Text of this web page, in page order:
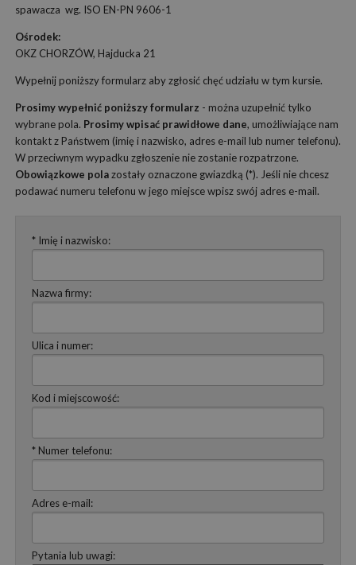
spawacza wg. ISO EN-PN 9606-1
Ośrodek:
OKZ CHORZÓW, Hajducka 21
Wypełnij poniższy formularz aby zgłosić chęć udziału w tym kursie.
Prosimy wypełnić poniższy formularz - można uzupełnić tylko
wybrane pola. Prosimy wpisać prawidłowe dane, umożliwiające nam
kontakt z Państwem (imię i nazwisko, adres e-mail lub numer telefonu).
W przeciwnym wypadku zgłoszenie nie zostanie rozpatrzone.
Obowiązkowe polazostały oznaczone gwiazdką (*). Jeśli nie chcesz
podawać numeru telefonu w jego miejsce wpisz swój adres e-mail.
* Imię i nazwisko:
Nazwa firmy:
Ulica i numer:
Kod i miejscowość:
* Numer telefonu:
Adres e-mail:
Pytania lub uwagi: